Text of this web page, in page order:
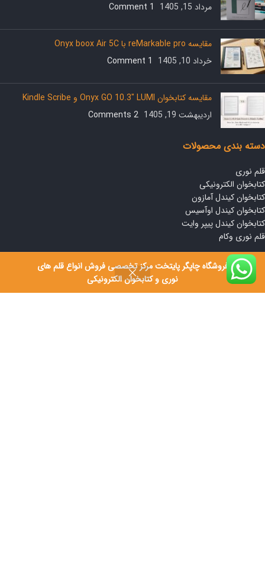
فروشگاه چاپگر پایتخت مرکز تخصصی فروش انواع قلم های
نوری و کتابخوان الکترونیکی
مرداد 15, 1405
1 Comment
مقایسه reMarkable pro با Onyx boox Air 5C
خرداد 10, 1405
1 Comment
مقایسه کتابخوان Onyx GO 10.3″ LUMI و Kindle Scribe
اردیبهشت 19, 1405
2 Comments
دسته بندی محصولات
قلم نوری
کتابخوان الکترونیکی
کتابخوان کیندل آمازون
کتابخوان کیندل اوآسیس
کتابخوان کیندل پیپر وایت
قلم نوری وکام
لینک های مفید
قوانین و مقررات